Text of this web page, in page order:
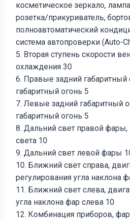
косметическое зеркало,
розетка/прикуриватель,
полноавтоматический
система автопроверки (Auto-
5. Вторая ступень скорости
охлаждения 30
6. Правые задний габаритный
габаритный огонь 5
7. Левые задний габаритный
габаритный огонь 5
8. Дальний свет правой фары,
света 10
9. Дальний свет левой фары
10. Ближний свет справа,
регулирования угла наклона
11. Ближний свет слева,
угла наклона фар слева 10
12. Комбинация приборов,